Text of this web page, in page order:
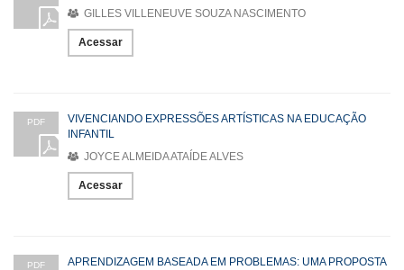
GILLES VILLENEUVE SOUZA NASCIMENTO
Acessar
PDF
VIVENCIANDO EXPRESSÕES ARTÍSTICAS NA EDUCAÇÃO
INFANTIL
JOYCE ALMEIDA ATAÍDE ALVES
Acessar
PDF
APRENDIZAGEM BASEADA EM PROBLEMAS: UMA PROPOSTA